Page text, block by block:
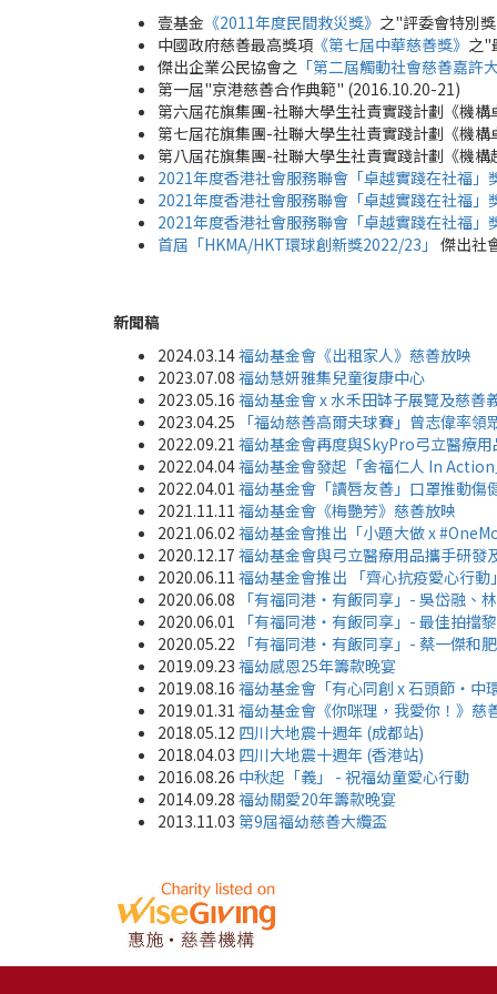
壹基金 《2011年度民間救災獎》 之"評委會特別
中國政府慈善最高獎項 《第七屆中華慈善獎》 之"
傑出企業公民協會之 「第二屆觸動社會慈善嘉許
第一屆"京港慈善合作典範" (2016.10.20-21)
第六屆花旗集團-社聯大學生社責實踐計劃《機
第七屆花旗集團-社聯大學生社責實踐計劃《機
第八屆花旗集團-社聯大學生社責實踐計劃《機
2021年度香港社會服務聯會「卓越實踐在社福」
2021年度香港社會服務聯會「卓越實踐在社福」
2021年度香港社會服務聯會「卓越實踐在社福」
首屆「HKMA/HKT環球創新獎2022/23」 傑出社
新聞稿
2024.03.14福幼基金會《出租家人》慈善放映
2023.07.08 福幼慧妍雅集兒童復康中心
2023.05.16 福幼基金會 x 水禾田缽子展覽及慈善
2023.04.25
「福幼慈善高爾夫球賽」曾志偉率
2022.09.21 福幼基金會再度與SkyPro弓立醫療
2022.04.04福幼基金會發起「舍福仁人 In
2022.04.01 福幼基金會「讀唇友善」口罩推動傷
2021.11.11 福幼基金會《梅艷芳》慈善放映
2021.06.02 福幼基金會推出「小題大做 x
2020.12.17 福幼基金會與弓立醫療用品攜手研發
2020.06.11 福幼基金會推出 「齊心抗疫愛心行
2020.06.08
「有福同港‧有飯同享」- 吳岱融、
2020.06.01
「有福同港‧有飯同享」- 最佳拍擋
2020.05.22
「有福同港‧有飯同享」- 蔡一傑和
2019.09.23 福幼感恩25年籌款晚宴
2019.08.16 福幼基金會「有心同創 x 石頭節‧中
2019.01.31 福幼基金會《你咪理，我愛你！》慈
2018.05.12 四川大地震十週年 (成都站)
2018.04.03 四川大地震十週年 (香港站)
2016.08.26 中秋起「義」 - 祝福幼童愛心行動
2014.09.28 福幼關愛20年籌款晚宴
2013.11.03 第9屆福幼慈善大纜盃